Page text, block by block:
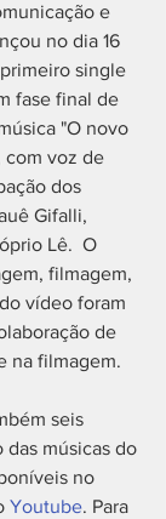
e
no dia 16
single
fase final de
"O novo
com voz de
dos
Gifalli,
Lê.  O
filmagem,
vídeo foram
de
na filmagem.
seis
das músicas do
no
Youtube. Para